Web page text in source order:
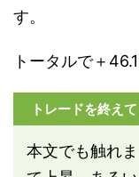
す。
トータルで＋
トレードを終えて
本文でも触れ